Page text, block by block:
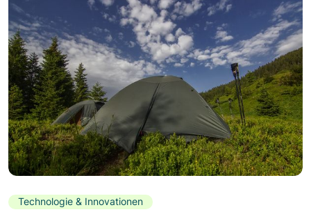
Technologie & Innovationen